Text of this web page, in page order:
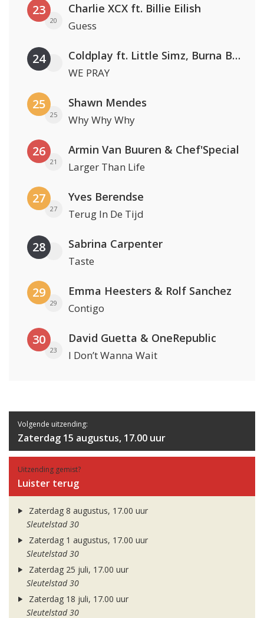
23
20
Charlie XCX ft. Billie Eilish
Guess
24 Coldplay ft. Little Simz, Burna Boy, Elyanna & Tini
WE PRAY
25
25
Shawn Mendes
Why Why Why
26
21
Armin Van Buuren & Chef'Special
Larger Than Life
27
27
Yves Berendse
Terug In De Tijd
28 Sabrina Carpenter
Taste
29
29
Emma Heesters & Rolf Sanchez
Contigo
30
23
David Guetta & OneRepublic
I Don’t Wanna Wait
Volgende uitzending:
Zaterdag 15 augustus, 17.00 uur
Uitzending gemist?
Luister terug
Zaterdag 8 augustus, 17.00 uur
Sleutelstad 30
Zaterdag 1 augustus, 17.00 uur
Sleutelstad 30
Zaterdag 25 juli, 17.00 uur
Sleutelstad 30
Zaterdag 18 juli, 17.00 uur
Sleutelstad 30